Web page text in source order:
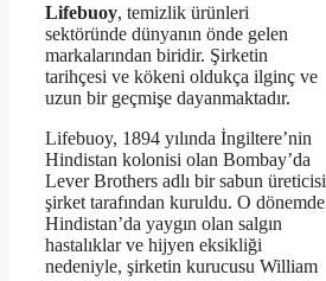
Lifebuoy, temizlik ürünleri
sektöründe dünyanın önde gelen
markalarından biridir. Şirketin
tarihçesi ve kökeni oldukça ilginç ve
uzun bir geçmişe dayanmaktadır.
Lifebuoy, 1894 yılında İngiltere’nin
Hindistan kolonisi olan Bombay’da
Lever Brothers adlı bir sabun üreticisi
şirket tarafından kuruldu. O dönemde
Hindistan’da yaygın olan salgın
hastalıklar ve hijyen eksikliği
nedeniyle, şirketin kurucusu William